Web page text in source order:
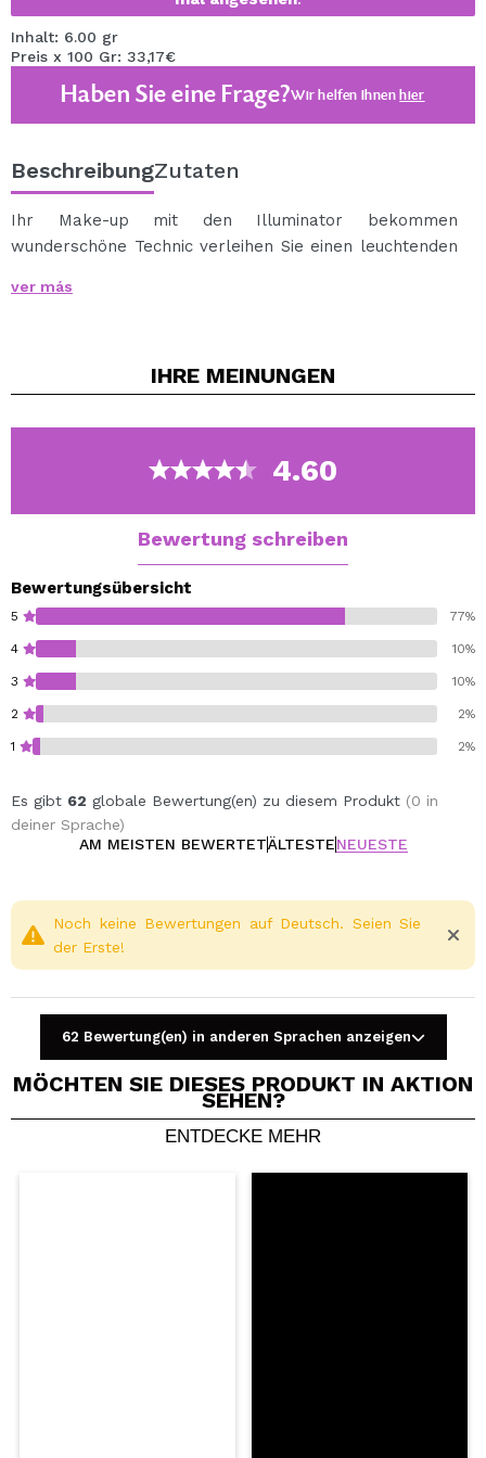
Inhalt: 6.00 gr
Preis x 100 Gr: 33,17€
Haben Sie eine Frage?Wir helfen Ihnenhier
BeschreibungZutaten
Ihr Make-up mit den Illuminator bekommen
wunderschöne Technic verleihen Sie einen leuchtenden
Finish ans Licht bringen sollte, benötigen Sie in Ihrer
Farben, so kann man einen Illuminator für jeden Anlass:
Verwendung in den höheren Bereichen des Gesichts:
Wangenknochen, Bogen der Augenbraue, Nase...
Soft-Shell Pearl, sehr natürliches Finish Ton und ohne
ver más
IHRE MEINUNGEN
4.60
Bewertung schreiben
Bewertungsübersicht
5 77%
4 10%
3 10%
2 2%
1 2%
Es gibt 62 globale Bewertung(en) zu diesem Produkt (0 in
deiner Sprache)
AM MEISTEN BEWERTETÄLTESTENEUESTE
Ein Video oder Foto teilen
Dein Video könnte das erste sein. Stell es dir vor...
Noch keine Bewertungen auf Deutsch. Seien Sie
der Erste!
62 Bewertung(en) in anderen Sprachen anzeigen
MÖCHTEN SIE DIESES PRODUKT IN AKTION
SEHEN?
ENTDECKE MEHR